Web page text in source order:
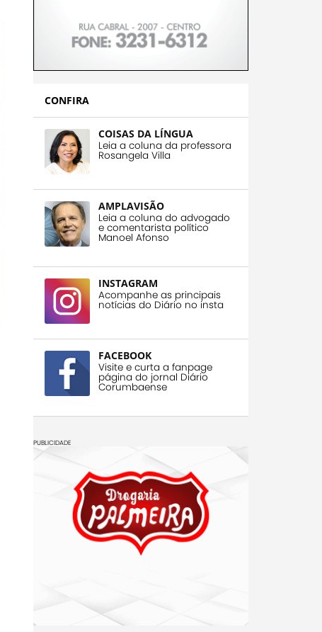
CONFIRA
COISAS DA LÍNGUA
Leia a coluna da professora
Rosangela Villa
AMPLAVISÃO
Leia a coluna do advogado
e comentarista político
Manoel Afonso
INSTAGRAM
Acompanhe as principais
notícias do Diário no insta
FACEBOOK
Visite e curta a fanpage
página do jornal Diário
Corumbaense
PUBLICIDADE